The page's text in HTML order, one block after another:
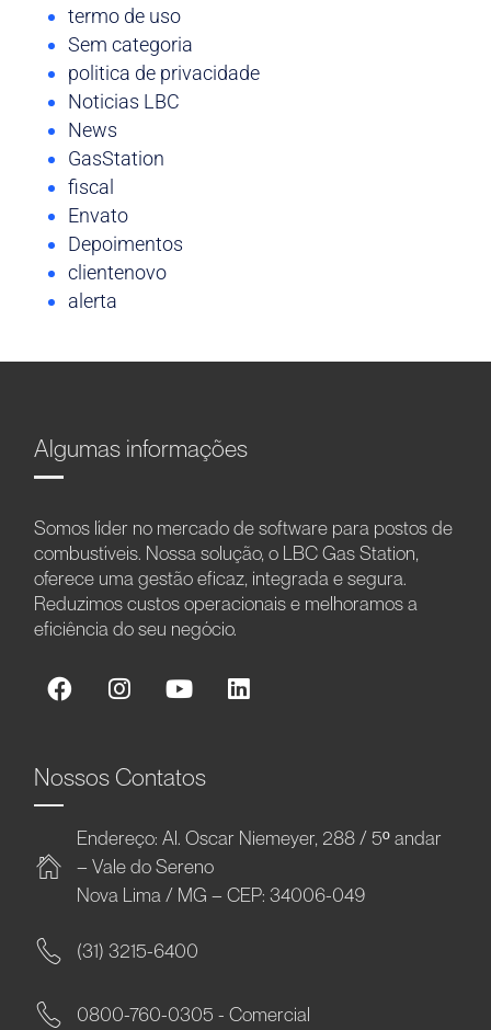
termo de uso
Sem categoria
politica de privacidade
Noticias LBC
News
GasStation
fiscal
Envato
Depoimentos
clientenovo
alerta
Algumas informações
Somos líder no mercado de software para postos de
combustíveis. Nossa solução, o LBC Gas Station,
oferece uma gestão eficaz, integrada e segura.
Reduzimos custos operacionais e melhoramos a
eficiência do seu negócio.
Nossos Contatos
Endereço: Al. Oscar Niemeyer, 288 / 5º andar
– Vale do Sereno
Nova Lima / MG – CEP: 34006-049
(31) 3215-6400
0800-760-0305 - Comercial